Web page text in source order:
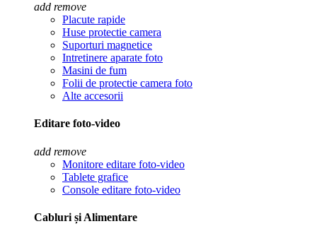
add remove
Placute rapide
Huse protectie camera
Suporturi magnetice
Intretinere aparate foto
Masini de fum
Folii de protectie camera foto
Alte accesorii
Editare foto-video
add remove
Monitore editare foto-video
Tablete grafice
Console editare foto-video
Cabluri și Alimentare